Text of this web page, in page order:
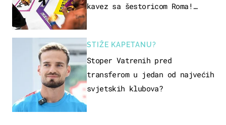
kavez sa šestoricom Roma!
STIŽE KAPETANU?
Stoper Vatrenih pred
transferom u jedan od najvećih
svjetskih klubova?